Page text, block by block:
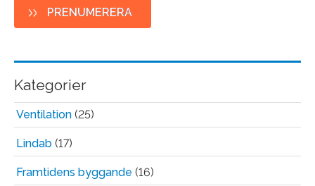
Kategorier
Ventilation (25)
Lindab (17)
Framtidens byggande (16)